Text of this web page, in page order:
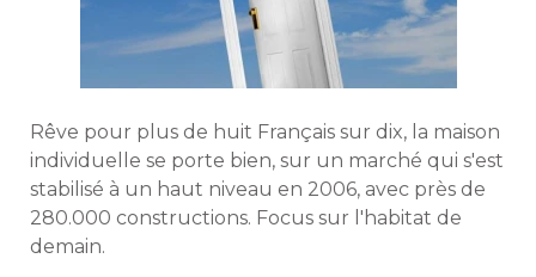
Rêve pour plus de huit Français sur dix, la maison
individuelle se porte bien, sur un marché qui s'est
stabilisé à un haut niveau en 2006, avec près de
280.000 constructions. Focus sur l'habitat de
demain.